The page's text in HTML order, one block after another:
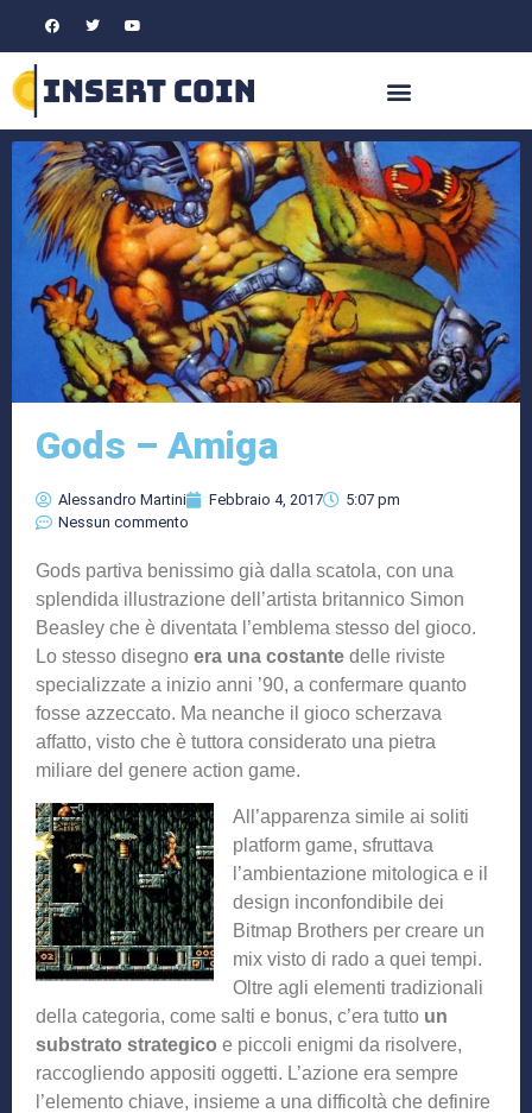
Gods – Amiga
Alessandro Martini Febbraio 4, 2017
5:07 pm
Nessun commento
Gods partiva benissimo già dalla scatola, con una
splendida illustrazione dell’artista britannico Simon
Beasley che è diventata l’emblema stesso del gioco.
Lo stesso disegno era una costante delle riviste
specializzate a inizio anni ’90, a confermare quanto
fosse azzeccato. Ma neanche il gioco scherzava
affatto, visto che è tuttora considerato una pietra
miliare del genere action game.
All’apparenza simile ai soliti
platform game, sfruttava
l’ambientazione mitologica e il
design inconfondibile dei
Bitmap Brothers per creare un
mix visto di rado a quei tempi.
Oltre agli elementi tradizionali
della categoria, come salti e bonus, c’era tutto un
substrato strategico e piccoli enigmi da risolvere,
raccogliendo appositi oggetti. L’azione era sempre
l’elemento chiave, insieme a una difficoltà che definire